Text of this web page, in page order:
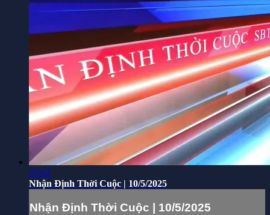
25:02
Nhận Định Thời Cuộc | 10/5/2025
Nhận Định Thời Cuộc | 10/5/2025